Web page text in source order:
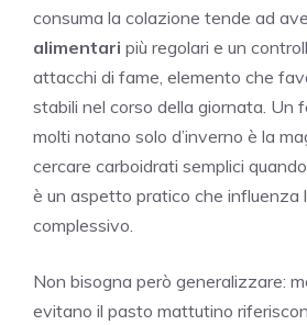
consuma la colazione tende ad
alimentari più regolari e un
attacchi di fame, elemento che
stabili nel corso della giornata. Un
molti notano solo d’inverno è la
cercare carboidrati semplici
è un aspetto pratico che influenza
complessivo.
Non bisogna però generalizzare:
evitano il pasto mattutino